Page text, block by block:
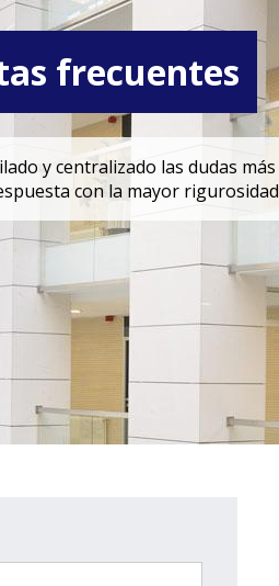
frecuentes
y centralizado las dudas
con la mayor